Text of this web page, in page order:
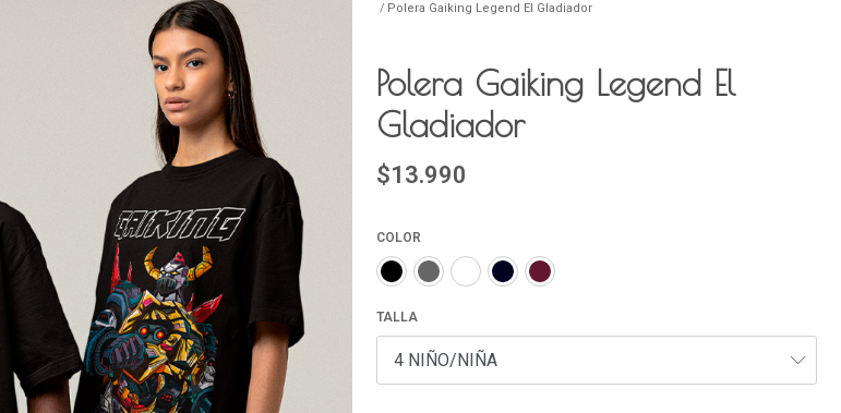
Polera Gaiking Legend El Gladiador
Polera Gaiking Legend El
Gladiador
$13.990
COLOR
TALLA